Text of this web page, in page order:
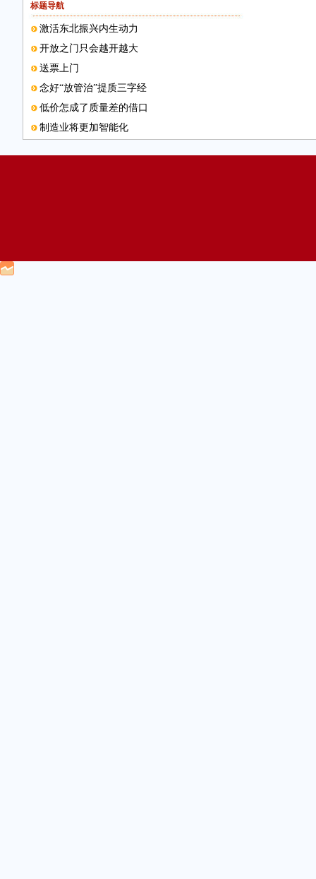
标题导航
激活东北振兴内生动力
开放之门只会越开越大
送票上门
念好“放管治”提质三字经
低价怎成了质量差的借口
制造业将更加智能化